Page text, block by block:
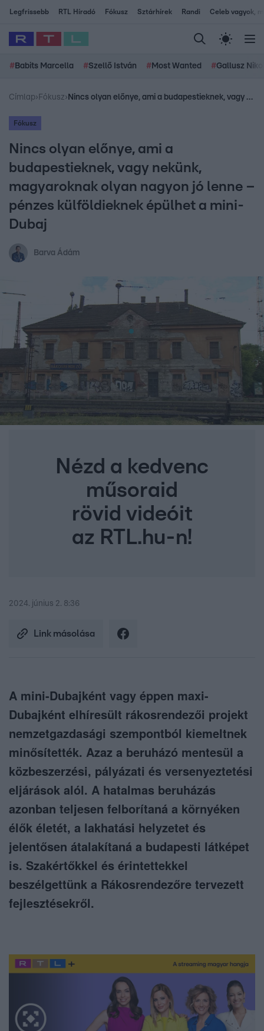
Legfrissebb RTL Híradó Fókusz Sztárhírek Randi Celeb vagyok,
# Babits Marcella #Szellő István # Most Wanted #Gallusz
Címlap› Fókusz› Nincs olyan előnye, ami a budapestieknek, vagy nekünk, magyaroknak olyan nagyon jó lenne – pénzes külföldieknek épülhet a mini-Dubaj
Fókusz
Nincs olyan előnye, ami a
budapestieknek, vagy nekünk,
magyaroknak olyan nagyon jó lenne –
pénzes külföldieknek épülhet a mini-
Dubaj
Barva Ádám
Nézd a kedvenc
műsoraid
rövid videóit
az RTL.hu-n!
2024. június 2. 8:36
Link másolása
A mini-Dubajként vagy éppen maxi-
Dubajként elhíresült rákosrendezői projekt
nemzetgazdasági szempontból kiemeltnek
minősítették. Azaz a beruházó mentesül a
közbeszerzési, pályázati és versenyeztetési
eljárások alól. A hatalmas beruházás
azonban teljesen felborítaná a környéken
élők életét, a lakhatási helyzetet és
jelentősen átalakítaná a budapesti látképet
is. Szakértőkkel és érintettekkel
beszélgettünk a Rákosrendezőre tervezett
fejlesztésekről.